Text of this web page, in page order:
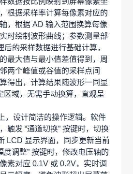
根据采样率计算每像素对应的
，根据 AD 输入范围换算每像
时绘制波形曲线；参数测量部
后的采样数据进行基础计算，
最大值与最小值差值得到，周
两个峰值或谷值的采样点间
得出，计算结果随波形一同显
区域，无需手动换算，直观呈
，设计简洁的操作逻辑。软件
触发 “通道切换” 按键时，切换
LCD 显示界面，同步更新当前
度调整” 按键时，修改电压轴的
素对应 0.1V 或 0.2V，实时调